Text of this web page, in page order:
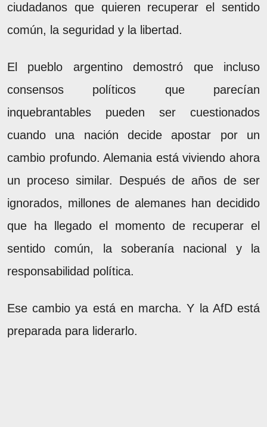
ciudadanos que quieren recuperar el sentido
común, la seguridad y la libertad.
El pueblo argentino demostró que incluso
consensos políticos que parecían
inquebrantables pueden ser cuestionados
cuando una nación decide apostar por un
cambio profundo. Alemania está viviendo ahora
un proceso similar. Después de años de ser
ignorados, millones de alemanes han decidido
que ha llegado el momento de recuperar el
sentido común, la soberanía nacional y la
responsabilidad política.
Ese cambio ya está en marcha. Y la AfD está
preparada para liderarlo.